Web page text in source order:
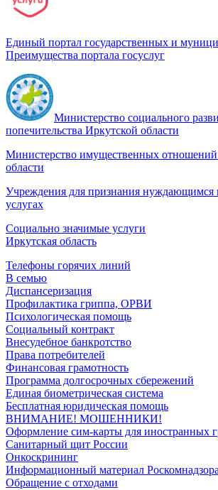
Единый портал государственных и
Преимущества портала госуслуг
Министерство социального
попечительства Иркутской области
Министерство имущественных
области
Учреждения для признания нуждающимся
услугах
Социально значимые услуги
Иркутская область
Телефоны горячих линий
В семью
Диспансеризация
Профилактика гриппа, ОРВИ
Психологическая помощь
Социальный контракт
Внесудебное банкротство
Права потребителей
Финансовая грамотность
Программа долгосрочных сбережений
Единая биометрическая система
Бесплатная юридическая помощь
ВНИМАНИЕ! МОШЕННИКИ!
Оформление сим-карты для иностранных
Санитарный щит России
Онкоскрининг
Информационный материал Роскомнадзора
Обращение с отходами